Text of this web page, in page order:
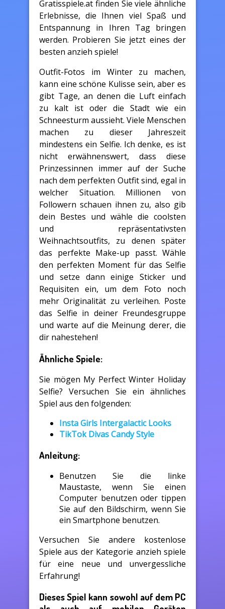
Gratisspiele.at finden Sie viele ähnliche
Erlebnisse, die Ihnen viel Spaß und
Entspannung in Ihren Tag bringen
werden. Probieren Sie jetzt eines der
besten anzieh spiele!
Outfit-Fotos im Winter zu machen,
kann eine schöne Kulisse sein, aber es
gibt Tage, an denen die Luft einfach
zu kalt ist oder die Stadt wie ein
Schneesturm aussieht. Viele Menschen
machen zu dieser Jahreszeit
mindestens ein Selfie. Ich denke, es ist
nicht erwähnenswert, dass diese
Prinzessinnen immer auf der Suche
nach dem perfekten Outfit sind, egal in
welcher Situation. Millionen von
Followern schauen ihnen zu, also gib
dein Bestes und wähle die coolsten
und repräsentativsten
Weihnachtsoutfits, zu denen später
das perfekte Make-up passt. Wähle
den perfekten Moment für das Selfie
und setze dann einige Sticker und
Requisiten ein, um dem Foto noch
mehr Originalität zu verleihen. Poste
das Selfie in deiner Freundesgruppe
und warte auf die Meinung derer, die
dir nahestehen!
Ähnliche Spiele:
Sie mögen My Perfect Winter Holiday
Selfie? Versuchen Sie ein ähnliches
Spiel aus den folgenden:
Insta Girls Intergalactic Looks
TikTok Divas Candy Style
Anleitung:
Benutzen Sie die linke
Maustaste, wenn Sie einen
Computer benutzen oder tippen
Sie auf den Bildschirm, wenn Sie
ein Smartphone benutzen.
Versuchen Sie andere kostenlose
Spiele aus der Kategorie anzieh spiele
für eine neue und unvergessliche
Erfahrung!
Dieses Spiel kann sowohl auf dem PC